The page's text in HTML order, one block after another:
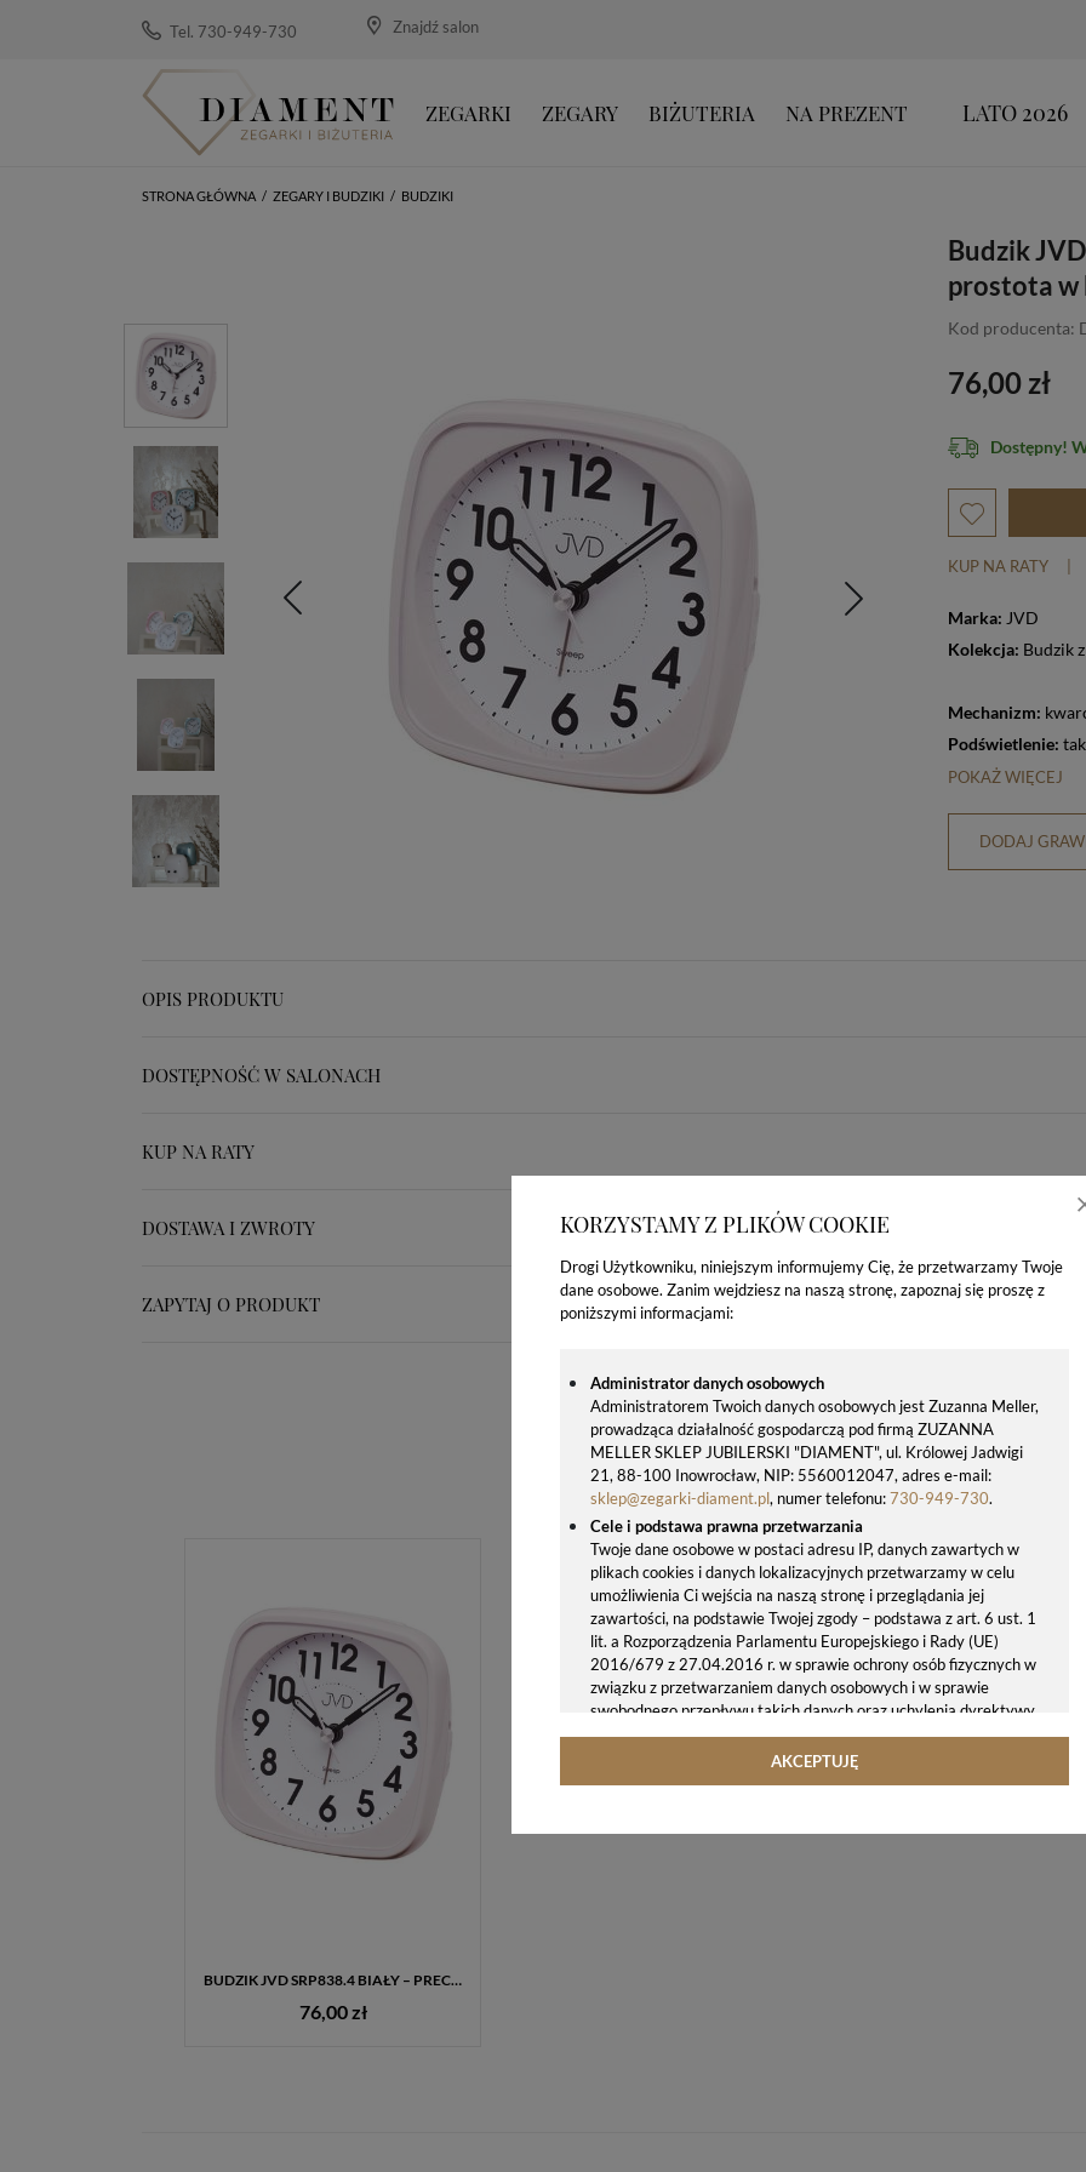
KORZYSTAMY Z PLIKÓW COOKIE
Drogi Użytkowniku, niniejszym informujemy Cię, że przetwarzamy Twoje
dane osobowe. Zanim wejdziesz na naszą stronę, zapoznaj się proszę z
poniższymi informacjami:
Administrator danych osobowych
Administratorem Twoich danych osobowych jest Zuzanna Meller,
prowadząca działalność gospodarczą pod firmą ZUZANNA
MELLER SKLEP JUBILERSKI "DIAMENT", ul. Królowej Jadwigi
21, 88-100 Inowrocław, NIP: 5560012047, adres e-mail:
sklep@zegarki-diament.pl, numer telefonu:730-949-730.
Cele i podstawa prawna przetwarzania
Twoje dane osobowe w postaci adresu IP, danych zawartych w
plikach cookies i danych lokalizacyjnych przetwarzamy w celu
umożliwienia Ci wejścia na naszą stronę i przeglądania jej
zawartości, na podstawie Twojej zgody – podstawa z art. 6 ust. 1
lit. a Rozporządzenia Parlamentu Europejskiego i Rady (UE)
2016/679 z 27.04.2016 r. w sprawie ochrony osób fizycznych w
związku z przetwarzaniem danych osobowych i w sprawie
swobodnego przepływu takich danych oraz uchylenia dyrektywy
95/46/WE (ogólne rozporządzenie o ochronie danych, tj. RODO).
Twoje dane osobowe możemy udostępniać hostingodawcy. Takie
zgodnie z naszymi poleceniami. Przekazujemy Twoje dane poza
AKCEPTUJĘ
Tel. 730-949-730 Znajdź salon
ZEGARKI ZEGARY BIŻUTERIA NA PREZENT LATO 2026
STRONA GŁÓWNA / ZEGARY I BUDZIKI / BUDZIKI
Budzik
prostota w
Kod producenta:
76,00 zł
Dostępny!
KUP NA RATY
Marka: JVD
Kolekcja: Budzik
Mechanizm:
Podświetlenie: tak
POKAŻ WIĘCEJ
DODAJ
OPIS PRODUKTU
DOSTĘPNOŚĆ W SALONACH
KUP NA RATY
DOSTAWA I ZWROTY
ZAPYTAJ O PRODUKT
OSTATNIO OGLĄDANE PRODUKTY
BUDZIK JVD SRP838.4 BIAŁY – PRECYZJA I PROSTOTA W KLASYCZNYM WYDANIU
76,00 zł